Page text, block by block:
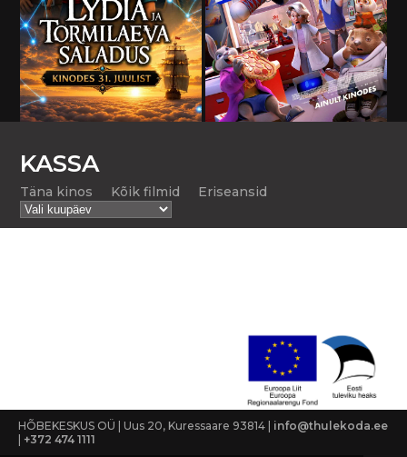
KASSA
Täna kinos Kõik filmid Eriseansid
HÕBEKESKUS OÜ | Uus 20, Kuressaare 93814 | info@thulekoda.ee
| +372 474 1111